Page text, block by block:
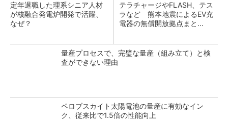
定年退職した理系シニア人材
が核融合発電炉開発で活躍、
なぜ？
テラチャージやFLASH、テス
ラなど 熊本地震によるEV充
電器の無償開放拠点まと...
量産プロセスで、完璧な量産（組み立て）と検
査ができない理由
ペロブスカイト太陽電池の量産に有効なイン
ク、従来比で1.5倍の性能向上